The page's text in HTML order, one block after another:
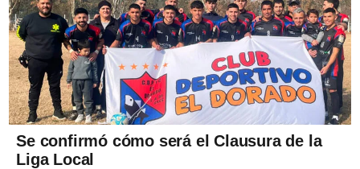
Se confirmó cómo será el Clausura de la
Liga Local